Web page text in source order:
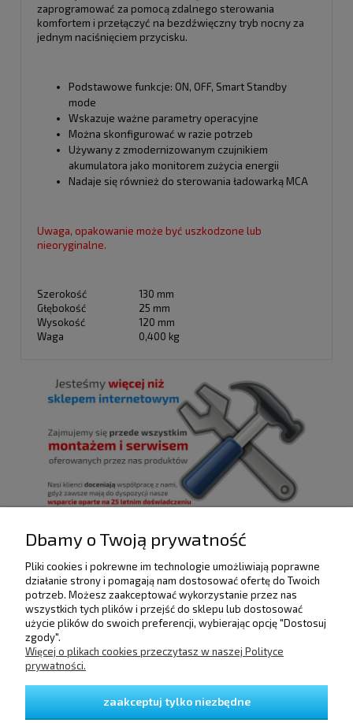
zaprogramować za pomocą zdalnego sterowania
komfortem i przełączyć na bezdźwięczny tryb nocny za
jednym naciśnięciem przycisku.
Podstawowe funkcje: ON, OFF, Smart Standby
mode
Wskazuje ważne parametry operacyjne
Można skonfigurować w razie potrzeb
Używany z zmodernizowanym czujnikiem
akumulatora jako monitorem zużycia energii
Nadaje się również do sterowania ładowarką MCA
Uwaga, opakowanie może być uszkodzone lub
nieoryginalne.
Szerokość
130 mm
Głębokość
25 mm
Wysokość
120 mm
Waga
0,400 kg
POMOC
DOSTAWA I PŁATNOŚCI
Dbamy o Twoją prywatność
Pliki cookies i pokrewne im technologie umożliwiają poprawne
działanie strony i pomagają nam dostosować ofertę do Twoich
potrzeb. Możesz zaakceptować wykorzystanie przez nas
wszystkich tych plików i przejść do sklepu lub dostosować
użycie plików do swoich preferencji, wybierając opcję "Dostosuj
zgody".
Więcej o plikach cookies przeczytasz w naszej Polityce
prywatności.
zaakceptuj tylko niezbędne